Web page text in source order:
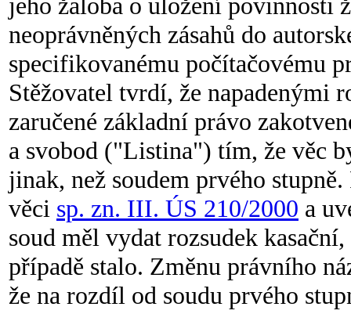
neoprávněných zásahů do
specifikovanému počítačovému
Stěžovatel tvrdí, že napadenými
zaručené základní právo
a svobod ("Listina") tím, že věc
jinak, než soudem prvého
věci sp. zn. III. ÚS 210/2000 a
soud měl vydat rozsudek
případě stalo. Změnu právního
že na rozdíl od soudu prvého